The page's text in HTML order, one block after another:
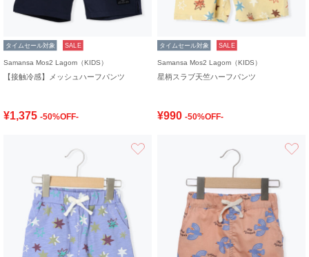
タイムセール対象 SALE
Samansa Mos2 Lagom（KIDS）
【接触冷感】メッシュハーフパンツ
¥1,375 -50%OFF-
タイムセール対象 SALE
Samansa Mos2 Lagom（KIDS）
星柄スラブ天竺ハーフパンツ
¥990 -50%OFF-